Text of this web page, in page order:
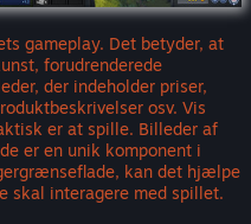
gameplay. Det betyder, at
forudrenderede
der indeholder priser,
osv. Vis
er at spille. Billeder af
er en unik komponent i
kan det hjælpe
skal interagere med spillet.